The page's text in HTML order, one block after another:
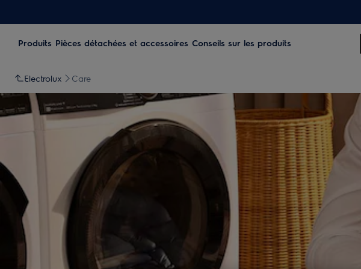
Produits Pièces détachées et accessoires Conseils sur les produits
Electrolux Care